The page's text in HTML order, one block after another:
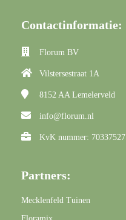
Contactinformatie:
Florum BV
Vilstersestraat 1A
8152 AA Lemelerveld
info@florum.nl
KvK nummer: 70337527
Partners:
Mecklenfeld Tuinen